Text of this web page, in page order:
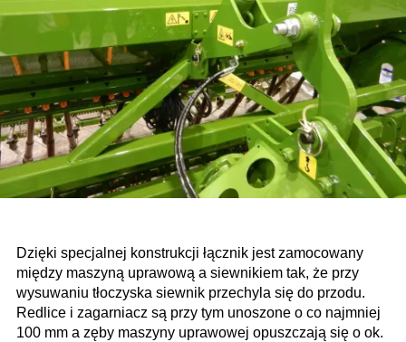
Dzięki specjalnej konstrukcji łącznik jest zamocowany
między maszyną uprawową a siewnikiem tak, że przy
wysuwaniu tłoczyska siewnik przechyla się do przodu.
Redlice i zagarniacz są przy tym unoszone o co najmniej
100 mm a zęby maszyny uprawowej opuszczają się o ok.